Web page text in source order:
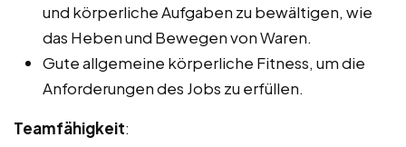
und körperliche Aufgaben zu bewältigen, wie
das Heben und Bewegen von Waren.
Gute allgemeine körperliche Fitness, um die
Anforderungen des Jobs zu erfüllen.
Teamfähigkeit: